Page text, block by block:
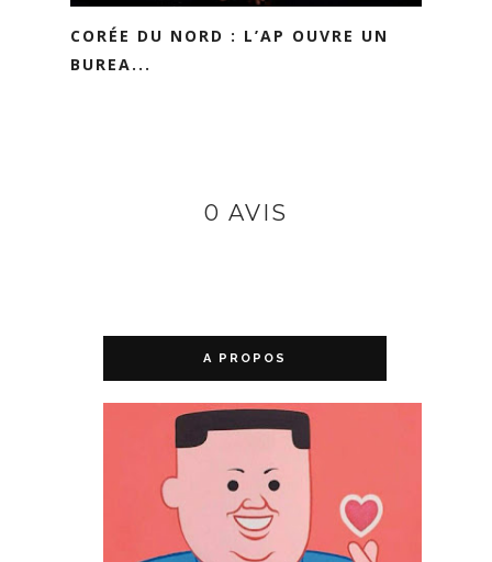
CORÉE DU NORD : L’AP OUVRE UN
BUREA...
0 AVIS
A PROPOS